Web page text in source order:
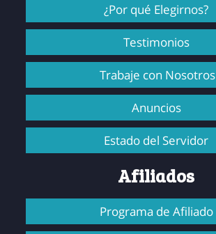
¿Por qué Elegirnos?
Testimonios
Trabaje con Nosotros
Anuncios
Estado del Servidor
Afiliados
Programa de Afiliado